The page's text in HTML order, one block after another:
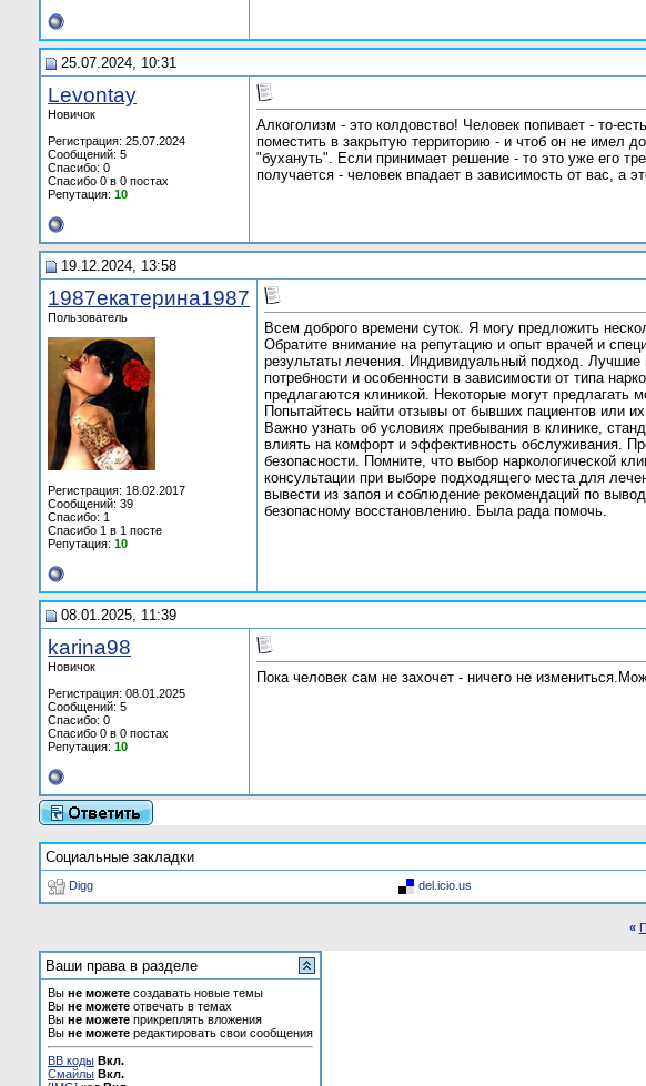
25.07.2024, 10:31
Levontay
Новичок
Регистрация: 25.07.2024
Сообщений: 5
Спасибо: 0
Спасибо 0 в 0 постах
Репутация: 10
Алкоголизм - это колдовство! Человек попивает - то-
поместить в закрытую территорию - и чтоб он не имел
"бухануть". Если принимает решение - то это уже его
получается - человек впадает в зависимость от вас, а
19.12.2024, 13:58
1987екатерина1987
Пользователь
Регистрация: 18.02.2017
Сообщений: 39
Спасибо: 1
Спасибо 1 в 1 посте
Репутация: 10
Всем доброго времени суток. Я могу предложить
Обратите внимание на репутацию и опыт врачей и
результаты лечения. Индивидуальный подход. Лучшие
потребности и особенности в зависимости от типа
предлагаются клиникой. Некоторые могут предлагать
Попытайтесь найти отзывы от бывших пациентов или
Важно узнать об условиях пребывания в клинике,
влиять на комфорт и эффективность обслуживания.
безопасности. Помните, что выбор наркологической
консультации при выборе подходящего места для
вывести из запоя и соблюдение рекомендаций по
безопасному восстановлению. Была рада помочь.
08.01.2025, 11:39
karina98
Новичок
Регистрация: 08.01.2025
Сообщений: 5
Спасибо: 0
Спасибо 0 в 0 постах
Репутация: 10
Пока человек сам не захочет - ничего не
Социальные закладки
Digg del.icio.us
«
Ваши права в разделе
Вы не можете создавать новые темы
Вы не можете отвечать в темах
Вы не можете прикреплять вложения
Вы не можете редактировать свои сообщения
BB коды Вкл.
Смайлы Вкл.